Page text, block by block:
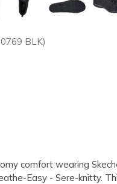
BLK)
comfort wearing
Easy - Sere-knitty.